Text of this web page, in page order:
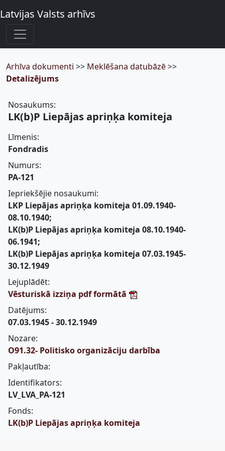
Latvijas Valsts arhīvs
Arhīva dokumenti >> Meklēšana datubāzē>>
Detalizējums
Nosaukums:
LK(b)P Liepājas apriņķa komiteja
Līmenis:
Fondradis
Numurs:
PA-121
Iepriekšējie nosaukumi:
LKP Liepājas apriņķa komiteja 01.09.1940-
08.10.1940;
LK(b)P Liepājas apriņķa komiteja 08.10.1940-
06.1941;
LK(b)P Liepājas apriņķa komiteja 07.03.1945-
30.12.1949
Lejuplādēt:
Vēsturiskā izziņa pdf formātā
Datējums:
07.03.1945 - 30.12.1949
Nozare:
O91.32- Politisko organizāciju darbība
Pakļautība:
Identifikators:
LV_LVA_PA-121
Fonds:
LK(b)P Liepājas apriņķa komiteja